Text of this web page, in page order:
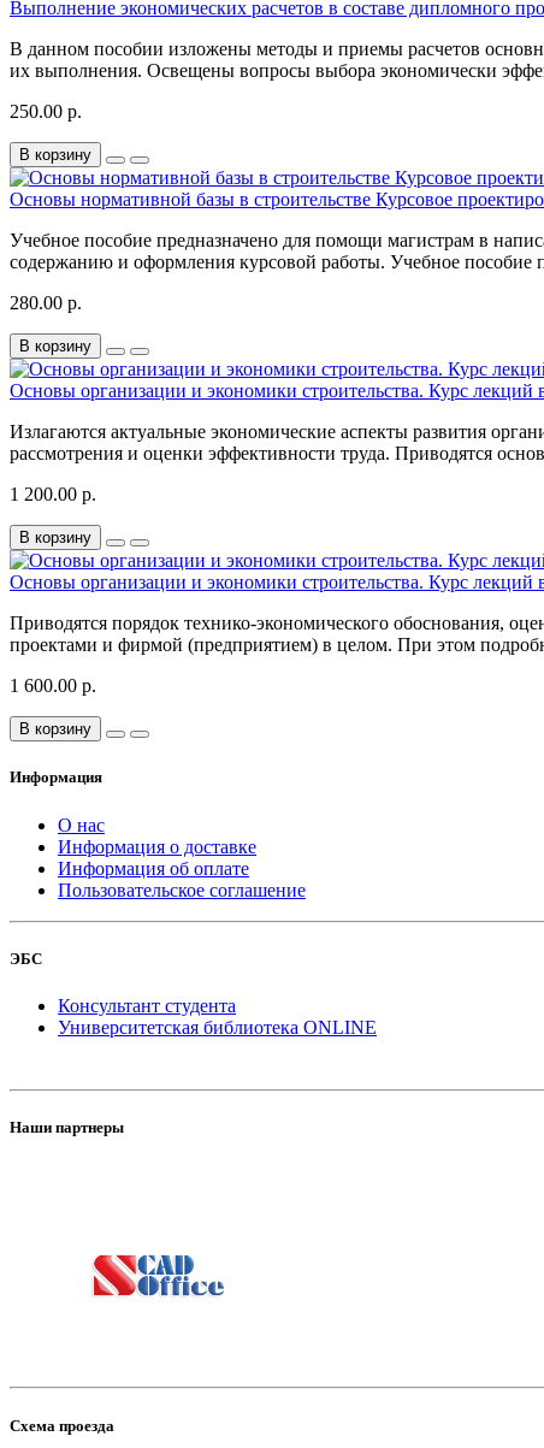
Выполнение экономических расчетов в составе дипломного
В данном пособии изложены методы и приемы расчетов
их выполнения. Освещены вопросы выбора экономически
250.00 р.
В корзину
Основы нормативной базы в строительстве Курсовое
Учебное пособие предназначено для помощи магистрам в
содержанию и оформления курсовой работы. Учебное пособие
280.00 р.
В корзину
Основы организации и экономики строительства. Курс лекций
Излагаются актуальные экономические аспекты развития
рассмотрения и оценки эффективности труда. Приводятся
1 200.00 р.
В корзину
Основы организации и экономики строительства. Курс лекций
Приводятся порядок технико-экономического обоснования,
проектами и фирмой (предприятием) в целом. При этом
1 600.00 р.
В корзину
Информация
О нас
Информация о доставке
Информация об оплате
Пользовательское соглашение
ЭБС
Консультант студента
Университетская библиотека ONLINE
Наши партнеры
Схема проезда